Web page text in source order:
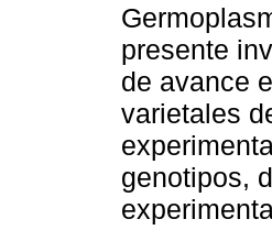
presente
de avance
varietales
genotipos,